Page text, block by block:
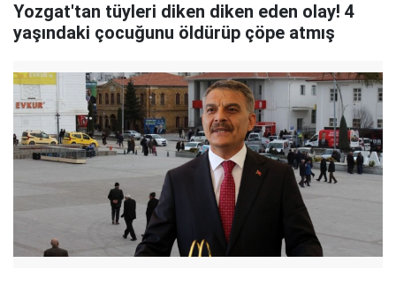
Yozgat'tan tüyleri diken diken eden olay! 4
yaşındaki çocuğunu öldürüp çöpe atmış